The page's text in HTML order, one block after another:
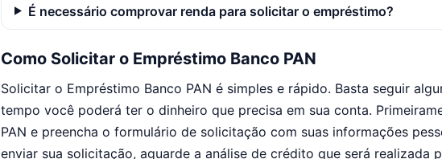
É necessário comprovar renda para solicitar o empréstimo?
Como Solicitar o Empréstimo Banco PAN
Solicitar o Empréstimo Banco PAN é simples e rápido. Basta seguir
tempo você poderá ter o dinheiro que precisa em sua conta.
PAN e preencha o formulário de solicitação com suas informações
enviar sua solicitação, aguarde a análise de crédito que será realizada